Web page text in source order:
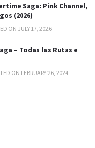
Saga: Pink Channel,
(2026)
ON JULY 17, 2026
– Todas las Rutas e
ON FEBRUARY 26, 2024